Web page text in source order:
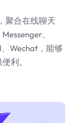
聚合在线聊天
、
Wechat，能够
利。